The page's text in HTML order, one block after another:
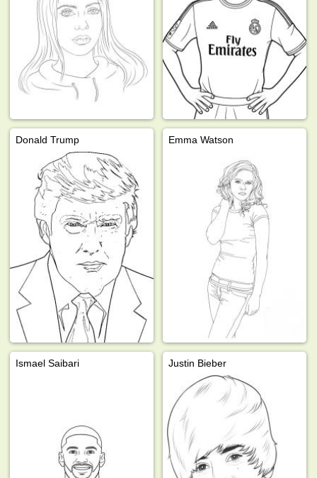
Donald Trump Emma Watson
Ismael Saibari Justin Bieber